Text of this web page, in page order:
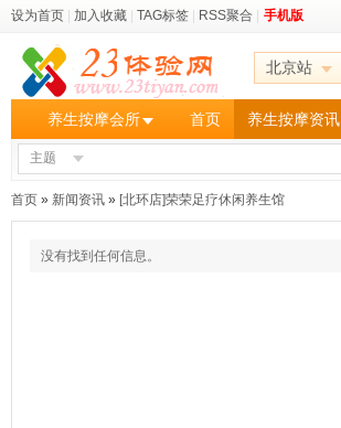
设为首页 加入收藏 TAG标签 RSS聚合 手机版
北京站
养生按摩会所 首页 养生按摩资讯
主题
首页 » 新闻资讯 » [北环店]荣荣足疗休闲养生馆
没有找到任何信息。